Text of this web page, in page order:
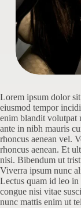
Lorem ipsum dolor
eiusmod tempor
enim blandit volutpat
ante in nibh mauris
rhoncus aenean vel.
rhoncus aenean. Et
nisi. Bibendum ut
Viverra ipsum nunc
Lectus quam id leo in
congue nisi vitae
nunc mattis enim ut